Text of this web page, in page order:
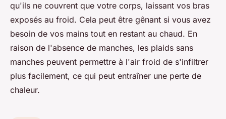
qu'ils ne couvrent que votre corps, laissant vos bras
exposés au froid. Cela peut être gênant si vous avez
besoin de vos mains tout en restant au chaud. En
raison de l'absence de manches, les plaids sans
manches peuvent permettre à l'air froid de s'infiltrer
plus facilement, ce qui peut entraîner une perte de
chaleur.